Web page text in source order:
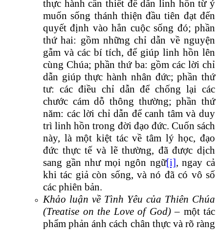
thực hành cần thiết để dẫn linh hồn từ ý
muốn sống thánh thiện đầu tiên đạt đến
quyết định vào hẳn cuộc sống đó; phần
thứ hai: gồm những chỉ dẫn về nguyện
gẫm và các bí tích, để giúp linh hồn lên
cùng Chúa; phần thứ ba: gồm các lời chỉ
dẫn giúp thực hành nhân đức; phần thứ
tư: các điều chỉ dẫn để chống lại các
chước cám dỗ thông thường; phần thứ
năm: các lời chỉ dẫn để canh tâm và duy
trì linh hồn trong đời đạo đức. Cuốn sách
này, là một kiệt tác về tâm lý học, đạo
đức thực tế và lẽ thường, đã được dịch
sang gần như mọi ngôn ngữ[i], ngay cả
khi tác giả còn sống, và nó đã có vô số
các phiên bản.
Khảo luận về Tình Yêu của Thiên Chúa
(Treatise on the Love of God)– một tác
phẩm phản ánh cách chân thực và rõ ràng